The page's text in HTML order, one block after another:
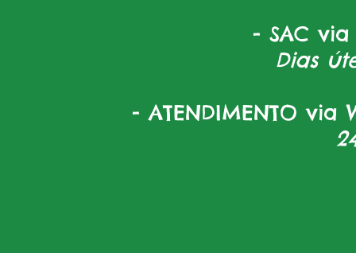
- SAC via
Dias
- ATENDIMENTO via